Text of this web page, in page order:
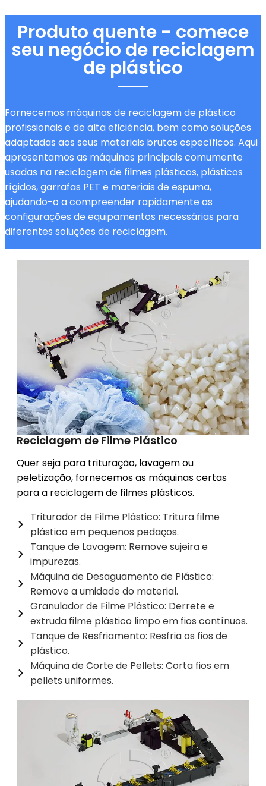
Produto quente - comece
seu negócio de reciclagem
de plástico
Fornecemos máquinas de reciclagem de plástico
profissionais e de alta eficiência, bem como soluções
adaptadas aos seus materiais brutos específicos. Aqui
apresentamos as máquinas principais comumente
usadas na reciclagem de filmes plásticos, plásticos
rígidos, garrafas PET e materiais de espuma,
ajudando-o a compreender rapidamente as
configurações de equipamentos necessárias para
diferentes soluções de reciclagem.
Reciclagem de Filme Plástico
Quer seja para trituração, lavagem ou
peletização, fornecemos as máquinas certas
para a reciclagem de filmes plásticos.
Triturador de Filme Plástico: Tritura filme
plástico em pequenos pedaços.
Tanque de Lavagem: Remove sujeira e
impurezas.
Máquina de Desaguamento de Plástico:
Remove a umidade do material.
Granulador de Filme Plástico: Derrete e
extruda filme plástico limpo em fios contínuos.
Tanque de Resfriamento: Resfria os fios de
plástico.
Máquina de Corte de Pellets: Corta fios em
pellets uniformes.